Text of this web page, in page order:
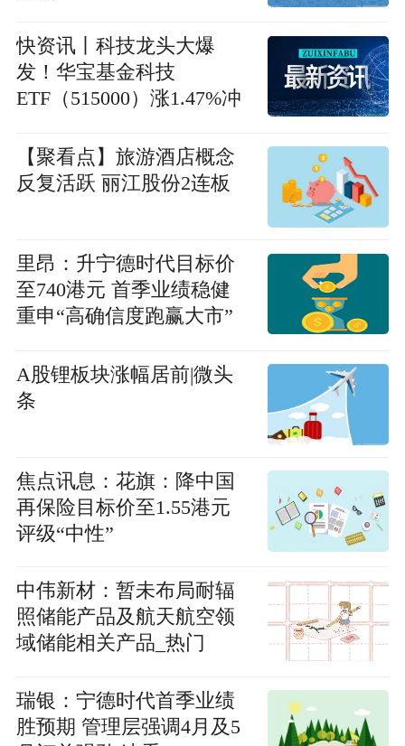
快资讯丨科技龙头大爆
发！华宝基金科技
ETF（515000）涨1.47%冲
7.48%！AI算力量价齐升
【聚看点】旅游酒店概念
反复活跃 丽江股份2连板
里昂：升宁德时代目标价
至740港元 首季业绩稳健
重申“高确信度跑赢大市”
A股锂板块涨幅居前|微头
条
焦点讯息：花旗：降中国
再保险目标价至1.55港元
评级“中性”
中伟新材：暂未布局耐辐
照储能产品及航天航空领
域储能相关产品_热门
瑞银：宁德时代首季业绩
胜预期 管理层强调4月及5